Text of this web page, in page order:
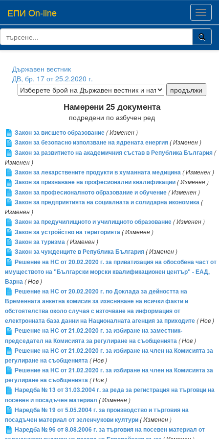
ЕПИ On-line
Държавен вестник
ДВ, бр. 17 от 25.2.2020 г.
Намерени 25 документа
подредени по азбучен ред
Закон за висшето образование( Изменен )
Закон за безопасно използване на ядрената енергия( Изменен )
Закон за развитието на академичния състав в Република България(
Изменен )
Закон за лекарствените продукти в хуманната медицина( Изменен )
Закон за признаване на професионални квалификации( Изменен )
Закон за професионалното образование и обучение( Изменен )
Закон за предприятията на социалната и солидарна икономика(
Изменен )
Закон за предучилищното и училищното образование( Изменен )
Закон за устройство на територията( Изменен )
Закон за туризма( Изменен )
Закон за чужденците в Република България( Изменен )
Решение на НС от 20.02.2020 г. за приватизация на обособена част от
имуществото на "Български морски квалификационен център" - ЕАД,
Варна( Нов )
Решение на НС от 20.02.2020 г. по Доклада за дейността на
Временната анкетна комисия за изясняване на всички факти и
обстоятелства около случая с източване на информация от
електронната база данни на Националната агенция за приходите( Нов )
Решение на НС от 21.02.2020 г. за избиране на заместник-
председател на Комисията за регулиране на съобщенията( Нов )
Решение на НС от 21.02.2020 г. за избиране на член на Комисията за
регулиране на съобщенията( Нов )
Решение на НС от 21.02.2020 г. за избиране на член на Комисията за
регулиране на съобщенията( Нов )
Наредба № 13 от 31.03.2004 г. за реда за регистрация на търговци на
посевен и посадъчен материал ( Изменен )
Наредба № 19 от 5.05.2004 г. за производство и търговия на
посадъчен материал от зеленчукови култури( Изменен )
Наредба № 96 от 8.08.2006 г. за търговия на посевен материал от